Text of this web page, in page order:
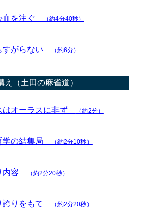
血を注ぐ （約4分40秒）
すがらない （約6分）
え（土田の麻雀道）
はオーラスに非ず （約2分）
学の結集局 （約2分10秒）
内容 （約2分20秒）
誇りをもて （約2分20秒）